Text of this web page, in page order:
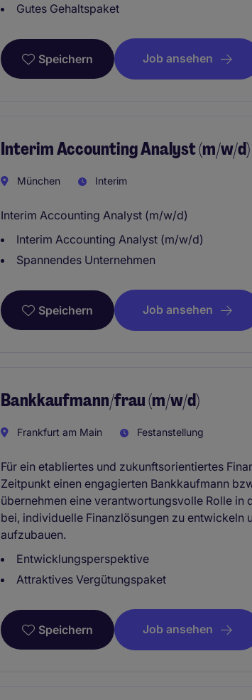
Gutes Gehaltspaket
Speichern Job ansehen
Interim Accounting Analyst (m/w/d)
München Interim
Interim Accounting Analyst (m/w/d)
Interim Accounting Analyst (m/w/d)
Spannendes Unternehmen
Speichern Job ansehen
Bankkaufmann/frau (m/w/d)
Frankfurt am Main Festanstellung
Für ein etabliertes und zukunftsorientiertes
Zeitpunkt einen engagierten Bankkaufmann
übernehmen eine verantwortungsvolle Rolle
bei, individuelle Finanzlösungen zu entwickeln
aufzubauen.
Entwicklungsperspektive
Attraktives Vergütungspaket
Speichern Job ansehen